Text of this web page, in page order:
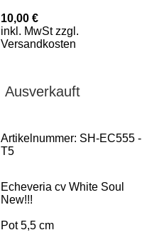
10,00 €
inkl. MwSt zzgl.
Versandkosten
Ausverkauft
Artikelnummer: SH-EC555 -
T5
Echeveria cv White Soul
New!!!
Pot 5,5 cm